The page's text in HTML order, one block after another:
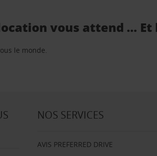
vous attend …
le monde.
NOS SERVICES
AVIS PREFERRED DRIVE